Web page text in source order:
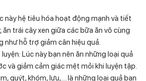
này hệ tiêu hóa hoạt động mạnh và tiết
ăn trái cây xen giữa các bữa ăn vô cùng
như hỗ trợ giảm cân hiệu quả.
Lúc này bạn nên ăn những loại quả
và giảm cảm giác mệt mỏi khi luyện tập.
quýt, khóm, lựu,… là những loại quả bạn